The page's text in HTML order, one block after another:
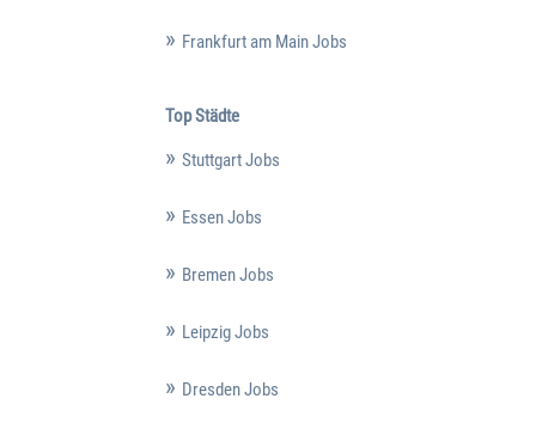
Frankfurt am Main Jobs
Top Städte
Stuttgart Jobs
Essen Jobs
Bremen Jobs
Leipzig Jobs
Dresden Jobs